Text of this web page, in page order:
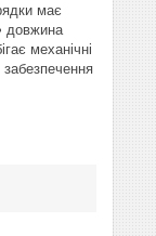
має
довжина
механічні